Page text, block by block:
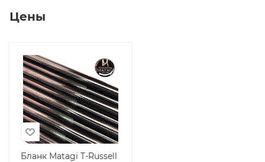
Цены
Бланк Matagi T-Russell